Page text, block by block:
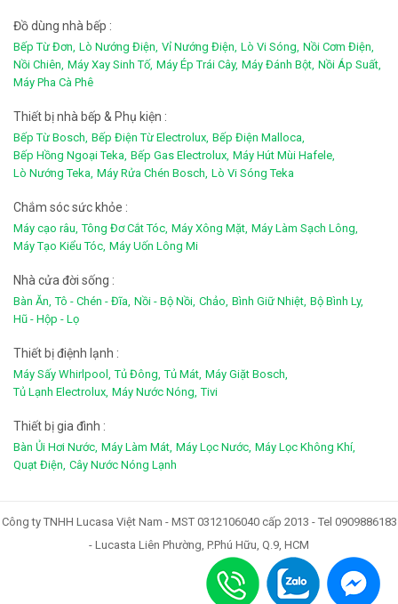
Đồ dùng nhà bếp :
Bếp Từ Đơn, Lò Nướng Điện, Vỉ Nướng Điện, Lò Vi Sóng, Nồi Cơm Điện,
Nồi Chiên, Máy Xay Sinh Tố, Máy Ép Trái Cây, Máy Đánh Bột, Nồi Áp Suất,
Máy Pha Cà Phê
Thiết bị nhà bếp & Phụ kiện :
Bếp Từ Bosch, Bếp Điện Từ Electrolux, Bếp Điện Malloca,
Bếp Hồng Ngoại Teka, Bếp Gas Electrolux, Máy Hút Mùi Hafele,
Lò Nướng Teka, Máy Rửa Chén Bosch, Lò Vi Sóng Teka
Chắm sóc sức khỏe :
Máy cạo râu, Tông Đơ Cắt Tóc, Máy Xông Mặt, Máy Làm Sạch Lông,
Máy Tạo Kiểu Tóc, Máy Uốn Lông Mi
Nhà cửa đời sống :
Bàn Ăn, Tô - Chén - Đĩa, Nồi - Bộ Nồi, Chảo, Bình Giữ Nhiệt, Bộ Bình Ly,
Hũ - Hộp - Lọ
Thiết bị điệnh lạnh :
Máy Sấy Whirlpool, Tủ Đông, Tủ Mát, Máy Giặt Bosch,
Tủ Lạnh Electrolux, Máy Nước Nóng, Tivi
Thiết bị gia đình :
Bàn Ủi Hơi Nước, Máy Làm Mát, Máy Lọc Nước, Máy Lọc Không Khí,
Quạt Điện, Cây Nước Nóng Lạnh
Công ty TNHH Lucasa Việt Nam - MST 0312106040 cấp 2013 - Tel 0909886183
- Lucasta Liên Phường, P.Phú Hữu, Q.9, HCM